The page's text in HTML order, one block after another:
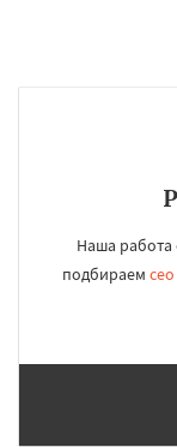
Наша работа
подбираем